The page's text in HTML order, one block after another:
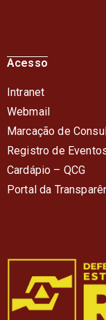
Acesso
Intranet
Webmail
Marcação de
Registro de
Cardápio – QCG
Portal da